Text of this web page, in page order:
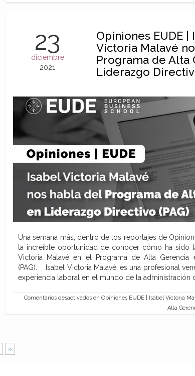
23
diciembre
2021
Opiniones EUDE |
Victoria Malavé
Programa de Alta
Liderazgo
Una semana más, dentro de los reportajes de
la increíble oportunidad de conocer cómo ha sido
Victoria Malavé en el Programa de Alta Gerencia
(PAG). Isabel Victoria Malavé, es una profesional
experiencia laboral en el mundo de la administración
Comentarios desactivados en Opiniones EUDE | Isabel Victoria
Alta
»